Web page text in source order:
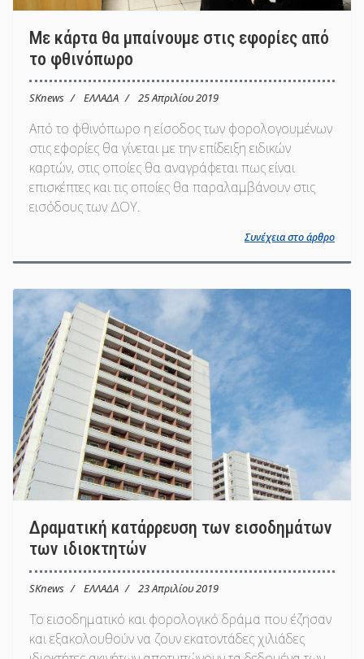
Με κάρτα θα μπαίνουμε στις εφορίες από
το φθινόπωρο
SKnews ΕΛΛΑΔΑ 25 Απριλίου 2019
Από το φθινόπωρο η είσοδος των φορολογουμένων
στις εφορίες θα γίνεται με την επίδειξη ειδικών
καρτών, στις οποίες θα αναγράφεται πως είναι
επισκέπτες και τις οποίες θα παραλαμβάνουν στις
εισόδους των ΔΟΥ.
Συνέχεια στο άρθρο
Δραματική κατάρρευση των εισοδημάτων
των ιδιοκτητών
SKnews ΕΛΛΑΔΑ 23 Απριλίου 2019
Το εισοδηματικό και φορολογικό δράμα που έζησαν
και εξακολουθούν να ζουν εκατοντάδες χιλιάδες